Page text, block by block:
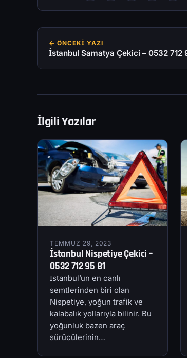
← ÖNCEKI YAZI
İstanbul Samatya Çekici – 0532 712
İlgili Yazılar
TEMMUZ 29, 2023
İstanbul Nispetiye Çekici –
0532 712 95 81
İstanbul’un en canlı
semtlerinden biri olan
Nispetiye, yoğun trafik ve
kalabalık yollarıyla bilinir. Bu
yoğunluk bazen araç
sürücülerinin…